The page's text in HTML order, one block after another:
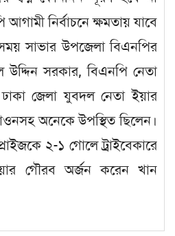
নির্বাচনে ক্ষমতায় যাবে
সাভার উপজেলা বিএনপির
উদ্দিন সরকার, বিএনপি নেতা
জেলা যুবদল নেতা ইয়ার
অনেকে উপস্থিত ছিলেন।
২-১ গোলে ট্রাইবেকারে
গৌরব অর্জন করেন খান